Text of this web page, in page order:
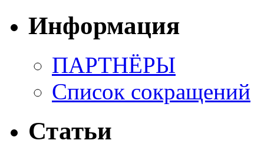
Информация
ПАРТНЁРЫ
Список сокращений
Статьи